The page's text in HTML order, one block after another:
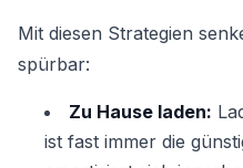
Mit diesen Strategien
spürbar:
Zu Hause laden:
ist fast immer die